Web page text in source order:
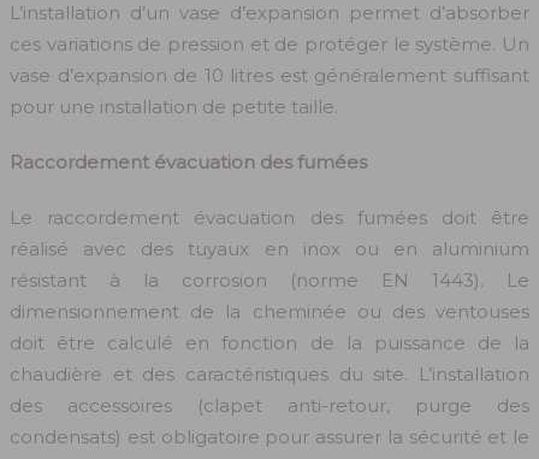
L’installation d’un vase d’expansion permet d’absorber
ces variations de pression et de protéger le système. Un
vase d’expansion de 10 litres est généralement suffisant
pour une installation de petite taille.
Raccordement évacuation des fumées
Le raccordement évacuation des fumées doit être
réalisé avec des tuyaux en inox ou en aluminium
résistant à la corrosion (norme EN 1443). Le
dimensionnement de la cheminée ou des ventouses
doit être calculé en fonction de la puissance de la
chaudière et des caractéristiques du site. L’installation
des accessoires (clapet anti-retour, purge des
condensats) est obligatoire pour assurer la sécurité et le